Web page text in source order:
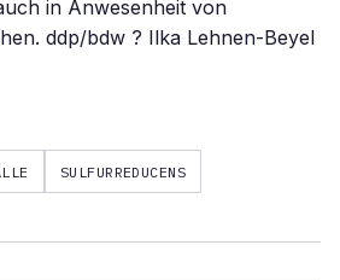
in Anwesenheit von
ddp/bdw ? Ilka Lehnen-Beyel
SULFURREDUCENS